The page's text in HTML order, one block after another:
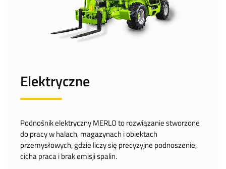
Elektryczne
Podnośnik elektryczny MERLO to rozwiązanie stworzone
do pracy w halach, magazynach i obiektach
przemysłowych, gdzie liczy się precyzyjne podnoszenie,
cicha praca i brak emisji spalin.